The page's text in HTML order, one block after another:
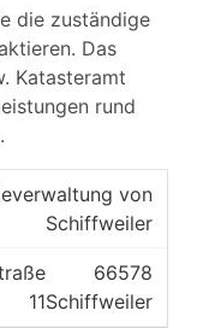
die zuständige
Das
Katasteramt
rund
von
Schiffweiler
11
66578
Schiffweiler